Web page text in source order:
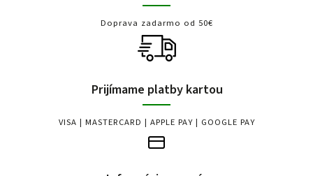
Doprava zadarmo od 50€
Prijímame platby kartou
VISA | MASTERCARD | APPLE PAY | GOOGLE PAY